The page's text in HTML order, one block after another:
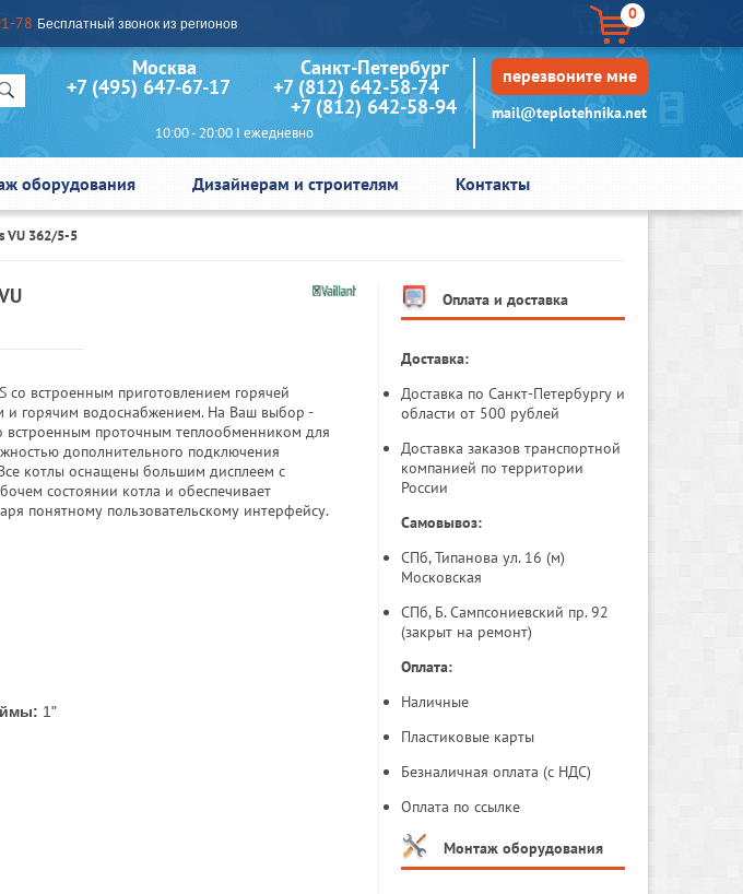
78 Бесплатный звонок из регионов
0
Москва Санкт-Петербург
+7 (495) 647-67-17 +7 (812) 642-58-74
+7 (812) 642-58-94
10:00 - 20:00 I ежедневно
перезвоните мне
mail@teplotehnika.net
оборудования Дизайнерам и строителям Контакты
VU 362/5-5
со встроенным приготовлением горячей
и горячим водоснабжением. На Ваш выбор -
проточным теплообменником для
дополнительного подключения
котлы оснащены большим дисплеем с
состоянии котла и обеспечивает
понятному пользовательскому интерфейсу.
1"
Оплата и доставка
Доставка:
Доставка по Санкт-Петербургу и
области от 500 рублей
Доставка заказов транспортной
компанией по территории
России
Самовывоз:
СПб, Типанова ул. 16 (м)
Московская
СПб, Б. Сампсониевский пр. 92
(закрыт на ремонт)
Оплата:
Наличные
Пластиковые карты
Безналичная оплата (с НДС)
Оплата по ссылке
Монтаж оборудования